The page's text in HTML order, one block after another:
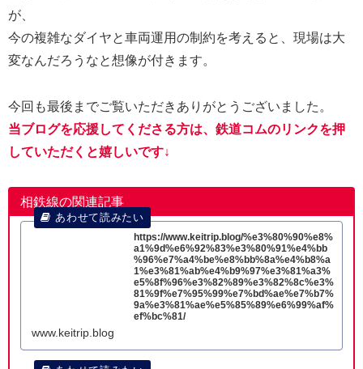
が、
今の複雑なダイヤと車両運用の制約を考えると、現場は大
変なんだろうなと想像が付きます。
今回も最後までご覧いただきありがとうございました。
当ブログを応援してくださる方は、鉄道コムのリンクを押
していただくと嬉しいです↓
相鉄線の関連記事
https://www.keitrip.blog/%e3%80%90%e8%
a1%9d%e6%92%83%e3%80%91%e4%bb
%96%e7%a4%be%e8%bb%8a%e4%b8%a
1%e3%81%ab%e4%b9%97%e3%81%a3%
e5%8f%96%e3%82%89%e3%82%8c%e3%
81%9f%e7%95%99%e7%bd%ae%e7%b7%
9a%e3%81%ae%e5%85%89%e6%99%af%
ef%bc%81/
www.keitrip.blog